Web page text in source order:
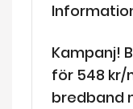
Kampanj!
för 548 kr/
bredband